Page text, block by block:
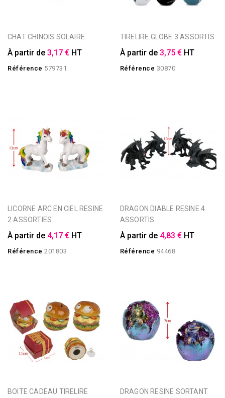
CHAT CHINOIS SOLAIRE
À partir de 3,17 € HT
Référence 579731
TIRELIRE GLOBE 3 ASSORTIS
À partir de 3,75 € HT
Référence 30870
2 ASSORTIES
À partir de 4,17 € HT
Référence 201803
DRAGON DIABLE RESINE 4
ASSORTIS
À partir de 4,83 € HT
Référence 94468
BOITE CADEAU TIRELIRE
DRAGON RESINE SORTANT